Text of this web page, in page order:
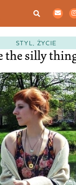
STYL ŻYCIE
the silly